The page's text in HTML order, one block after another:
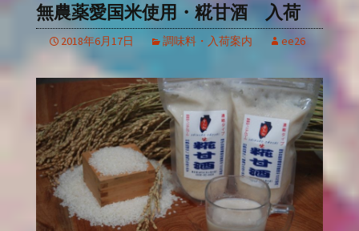
無農薬愛国米使用・糀甘酒 入荷
2018年6月17日 調味料・入荷案内 ee26